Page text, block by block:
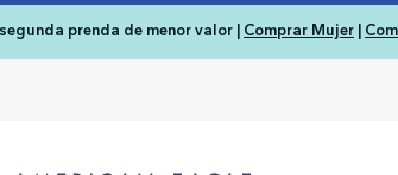
prenda de menor valor | Comprar Mujer |